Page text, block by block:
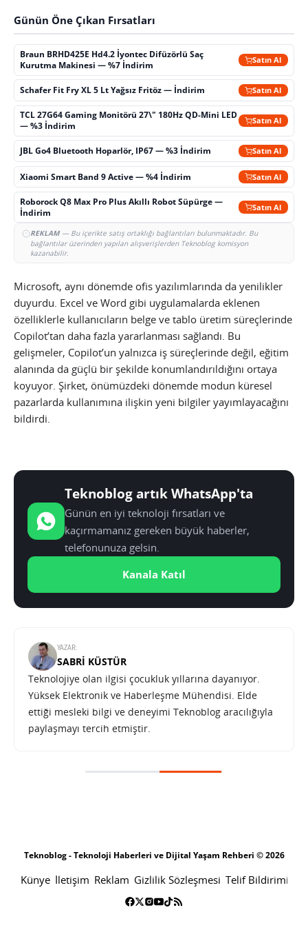
Günün Öne Çıkan Fırsatları
Braun BRHD425E Hd4.2 İyontec Difüzörlü Saç
Kurutma Makinesi — %7 İndirim
Satın Al
Schafer Fit Fry XL 5 Lt Yağsız Fritöz — İndirim Satın Al
TCL 27G64 Gaming Monitörü 27\" 180Hz QD-Mini LED
— %3 İndirim
Satın Al
JBL Go4 Bluetooth Hoparlör, IP67 — %3 İndirim Satın Al
Xiaomi Smart Band 9 Active — %4 İndirim Satın Al
Roborock Q8 Max Pro Plus Akıllı Robot Süpürge —
İndirim
Satın Al
REKLAM— Bu içerikte satış ortaklığı bağlantıları bulunmaktadır. Bu
bağlantılar üzerinden yapılan alışverişlerden Teknoblog komisyon
kazanabilir.
Microsoft, aynı dönemde ofis yazılımlarında da yenilikler
duyurdu. Excel ve Word gibi uygulamalarda eklenen
özelliklerle kullanıcıların belge ve tablo üretim süreçlerinde
Copilot’tan daha fazla yararlanması sağlandı. Bu
gelişmeler, Copilot’un yalnızca iş süreçlerinde değil, eğitim
alanında da güçlü bir şekilde konumlandırıldığını ortaya
koyuyor. Şirket, önümüzdeki dönemde modun küresel
pazarlarda kullanımına ilişkin yeni bilgiler yayımlayacağını
bildirdi.
Teknoblog artık WhatsApp'ta
Günün en iyi teknoloji fırsatları ve
kaçırmamanız gereken büyük haberler,
telefonunuza gelsin.
Kanala Katıl
YAZAR:
SABRI KÜSTÜR
Teknolojiye olan ilgisi çocukluk yıllarına dayanıyor.
Yüksek Elektronik ve Haberleşme Mühendisi. Elde
ettiği mesleki bilgi ve deneyimi Teknoblog aracılığıyla
paylaşmayı tercih etmiştir.
destekli bildirim özetlerini
getirecek
3 EKIM 2025 06:42 PAYLAŞ: